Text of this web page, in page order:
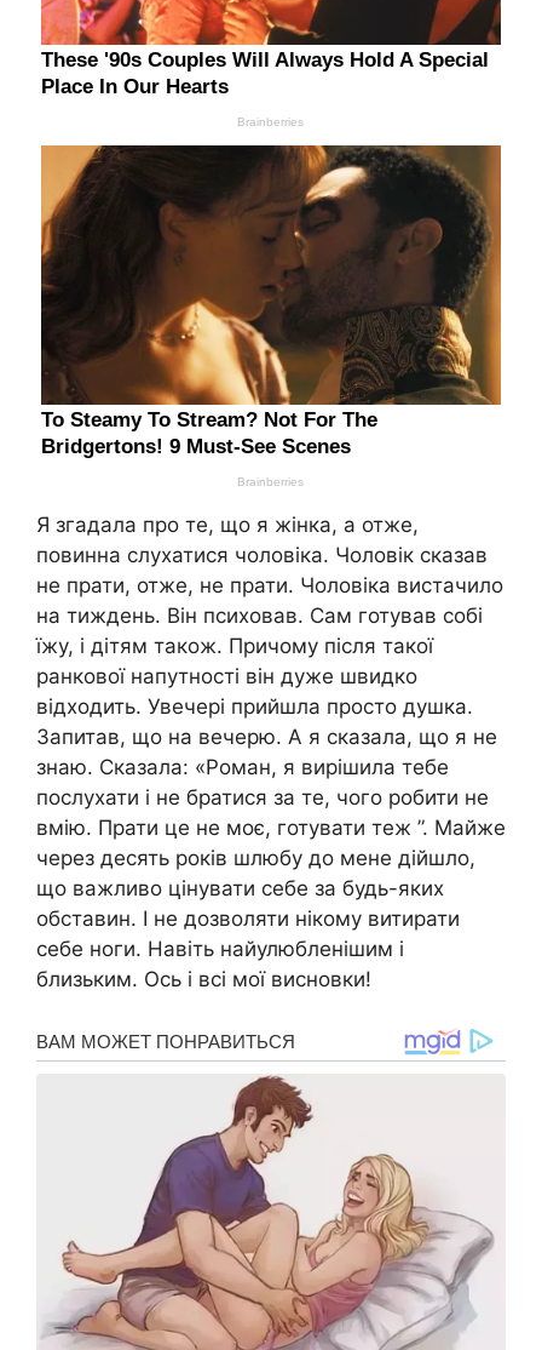
Я згадала про те, що я жінка, а отже,
повинна слухатися чоловіка. Чоловік сказав
не прати, отже, не прати. Чоловіка вистачило
на тиждень. Він психовав. Сам готував собі
їжу, і дітям також. Причому після такої
ранкової напутності він дуже швидко
відходить. Увечері прийшла просто душка.
Запитав, що на вечерю. А я сказала, що я не
знаю. Сказала: «Роман, я вирішила тебе
послухати і не братися за те, чого робити не
вмію. Прати це не моє, готувати теж ”. Майже
через десять років шлюбу до мене дійшло,
що важливо цінувати себе за будь-яких
обставин. І не дозволяти нікому витирати
себе ноги. Навіть найулюбленішим і
близьким. Ось і всі мої висновки!